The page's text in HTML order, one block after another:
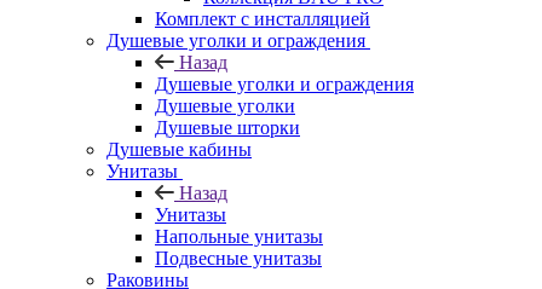
Комплект с инсталляцией
Душевые уголки и ограждения
Назад
Душевые уголки и ограждения
Душевые уголки
Душевые шторки
Душевые кабины
Унитазы
Назад
Унитазы
Напольные унитазы
Подвесные унитазы
Раковины